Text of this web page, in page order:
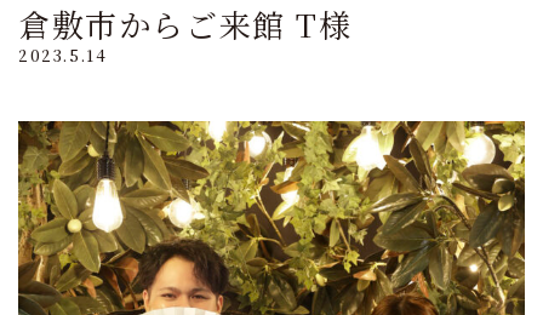
倉敷市からご来館 T様
2023.5.14